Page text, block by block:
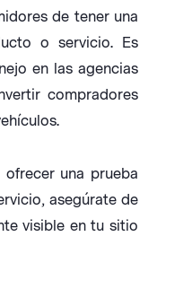
de tener una
o servicio. Es
en las agencias
compradores
una prueba
asegúrate de
visible en tu sitio